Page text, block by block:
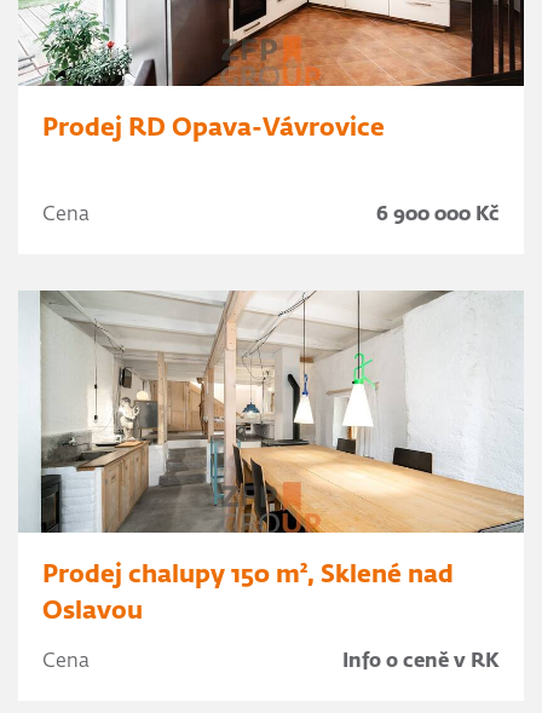
Prodej RD Opava-Vávrovice
Cena 6 900 000 Kč
Prodej chalupy 150 m², Sklené nad
Oslavou
Cena Info o ceně v RK